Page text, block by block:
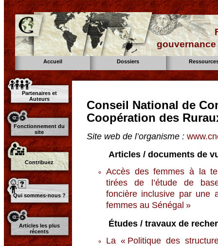
Accueil Dossiers
Partenaires et
Auteurs
Fonctionnement du
site
Contribuez
Qui sommes-nous ?
Articles les plus
récents
Conseil National de
Coopération des
Site web de l’organisme :
Articles / documents de
Accès des femmes à la
tirées de l’étude de
foncière inclusive par une
femmes au Sénégal »
Études / travaux de
La « Politique des